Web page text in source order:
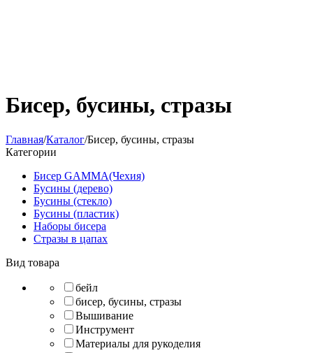
Бисер, бусины, стразы
Главная/Каталог/Бисер, бусины, стразы
Категории
Бисер GAMMA(Чехия)
Бусины (дерево)
Бусины (стекло)
Бусины (пластик)
Наборы бисера
Стразы в цапах
Вид товара
бейл
бисер, бусины, стразы
Вышивание
Инструмент
Материалы для рукоделия